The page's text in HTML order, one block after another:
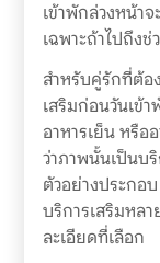
เข้าพักล่วงหน้า
เฉพาะถ้าไปถึง
สำหรับคู่รักที่ต้อ
เสริมก่อนวันเข้
อาหารเย็น หรือ
ว่าภาพนั้นเป็นบ
ตัวอย่างประกอ
บริการเสริมหล
ละเอียดที่เลือก